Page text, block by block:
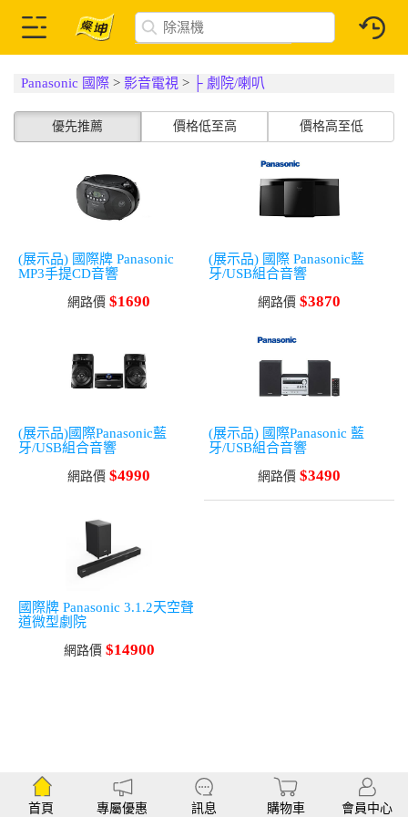
Panasonic 國際 > 影音電視 > ├ 劇院/喇叭
優先推薦 價格低至高 價格高至低
(展示品) 國際牌 Panasonic
MP3手提CD音響
網路價 $1690
(展示品) 國際 Panasonic藍
牙/USB組合音響
網路價 $3870
(展示品)國際Panasonic藍
牙/USB組合音響
網路價 $4990
(展示品) 國際Panasonic 藍
牙/USB組合音響
網路價 $3490
國際牌 Panasonic 3.1.2天空聲
道微型劇院
網路價 $14900
首頁 專屬優惠 訊息 購物車 會員中心